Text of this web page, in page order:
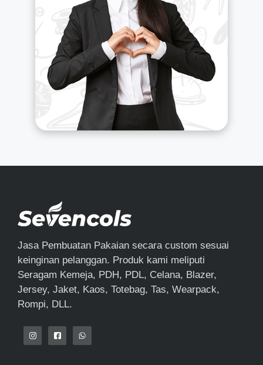
Jasa Pembuatan Pakaian secara custom sesuai
keinginan pelanggan. Produk kami meliputi
Seragam Kemeja, PDH, PDL, Celana, Blazer,
Jersey, Jaket, Kaos, Totebag, Tas, Wearpack,
Rompi, DLL.